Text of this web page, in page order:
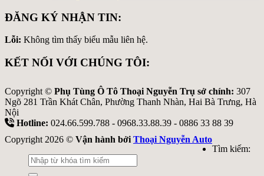
ĐĂNG KÝ NHẬN TIN:
Lỗi: Không tìm thấy biểu mẫu liên hệ.
KẾT NỐI VỚI CHÚNG TÔI:
Copyright © Phụ Tùng Ô Tô Thoại Nguyễn Trụ sở chính: 307
Ngõ 281 Trần Khát Chân, Phường Thanh Nhàn, Hai Bà Trưng, Hà
Nội
Hotline: 024.66.599.788 - 0968.33.88.39 - 0886 33 88 39
Copyright 2026 © Vận hành bởi Thoại Nguyễn Auto
Tìm kiếm: